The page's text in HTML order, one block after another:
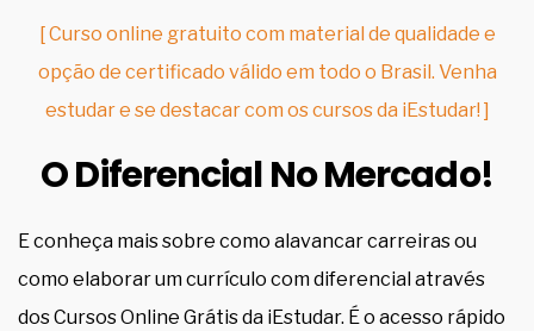
[ Curso online gratuito com material de qualidade e
opção de certificado válido em todo o Brasil. Venha
estudar e se destacar com os cursos da iEstudar! ]
O Diferencial No Mercado!
E conheça mais sobre como alavancar carreiras ou
como elaborar um currículo com diferencial através
dos Cursos Online Grátis da iEstudar. É o acesso rápido